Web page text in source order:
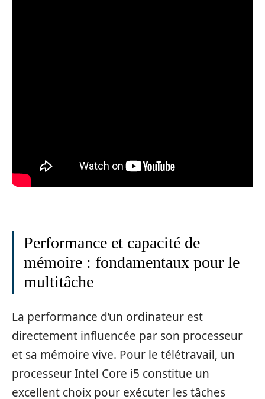
Performance et capacité de
mémoire : fondamentaux pour le
multitâche
La performance d’un ordinateur est
directement influencée par son processeur
et sa mémoire vive. Pour le télétravail, un
processeur Intel Core i5 constitue un
excellent choix pour exécuter les tâches